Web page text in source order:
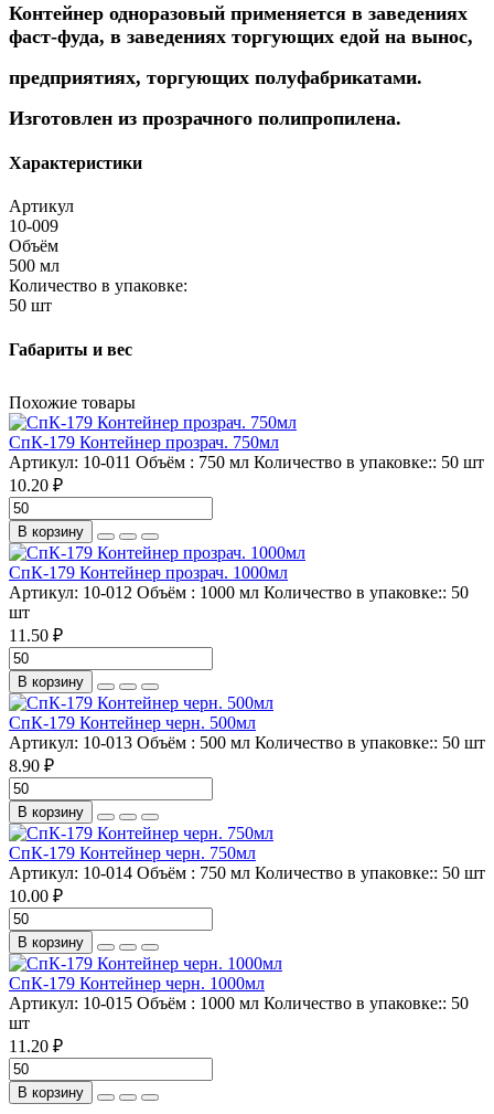
Контейнер одноразовый применяется в заведениях
фаст-фуда, в заведениях торгующих едой на вынос,
предприятиях, торгующих полуфабрикатами.
Изготовлен из прозрачного полипропилена.
Характеристики
Артикул
10-009
Объём
500 мл
Количество в упаковке:
50 шт
Габариты и вес
Похожие товары
СпК-179 Контейнер прозрач. 750мл
Артикул: 10-011 Объём : 750 мл Количество в упаковке:: 50 шт
10.20 ₽
В корзину
СпК-179 Контейнер прозрач. 1000мл
Артикул: 10-012 Объём : 1000 мл Количество в упаковке:: 50
шт
11.50 ₽
В корзину
СпК-179 Контейнер черн. 500мл
Артикул: 10-013 Объём : 500 мл Количество в упаковке:: 50 шт
8.90 ₽
В корзину
СпК-179 Контейнер черн. 750мл
Артикул: 10-014 Объём : 750 мл Количество в упаковке:: 50 шт
10.00 ₽
В корзину
СпК-179 Контейнер черн. 1000мл
Артикул: 10-015 Объём : 1000 мл Количество в упаковке:: 50
шт
11.20 ₽
В корзину